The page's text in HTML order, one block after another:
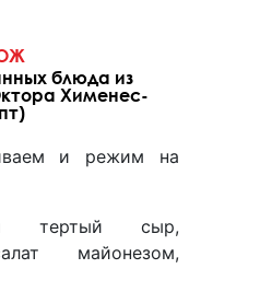
блюда из
Хименес-
и режим на
тертый сыр,
майонезом,